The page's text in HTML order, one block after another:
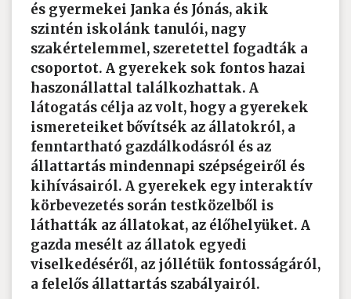
és gyermekei Janka és Jónás, akik
szintén iskolánk tanulói, nagy
szakértelemmel, szeretettel fogadták a
csoportot. A gyerekek sok fontos hazai
haszonállattal találkozhattak. A
látogatás célja az volt, hogy a gyerekek
ismereteiket bővítsék az állatokról, a
fenntartható gazdálkodásról és az
állattartás mindennapi szépségeiről és
kihívásairól. A gyerekek egy interaktív
körbevezetés során testközelből is
láthatták az állatokat, az élőhelyüket. A
gazda mesélt az állatok egyedi
viselkedéséről, az jóllétük fontosságáról,
a felelős állattartás szabályairól.